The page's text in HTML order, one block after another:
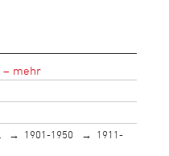
1901-1950
1911-